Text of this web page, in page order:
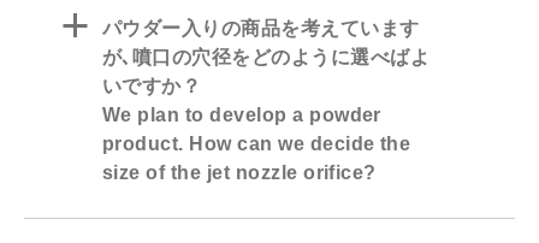
a
パウダー入りの商品を考えています
が､噴口の穴径をどのように選べばよ
いですか？
We plan to develop a powder
product. How can we decide the
size of the jet nozzle orifice?